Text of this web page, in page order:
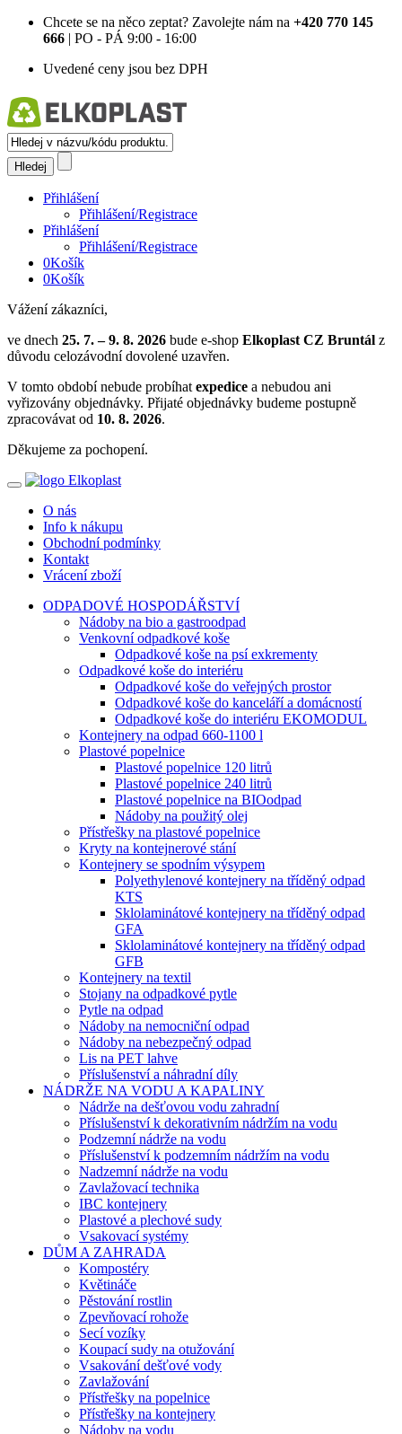
Chcete se na něco zeptat? Zavolejte nám na +420 770 145
666 | PO - PÁ 9:00 - 16:00
Uvedené ceny jsou bez DPH
Přihlášení
Přihlášení/Registrace
Přihlášení
Přihlášení/Registrace
0Košík
0Košík
Vážení zákazníci,
ve dnech 25. 7. – 9. 8. 2026 bude e-shop Elkoplast CZ Bruntál z
důvodu celozávodní dovolené uzavřen.
V tomto období nebude probíhat expedice a nebudou ani
vyřizovány objednávky. Přijaté objednávky budeme postupně
zpracovávat od 10. 8. 2026.
Děkujeme za pochopení.
O nás
Info k nákupu
Obchodní podmínky
Kontakt
Vrácení zboží
ODPADOVÉ HOSPODÁŘSTVÍ
Nádoby na bio a gastroodpad
Venkovní odpadkové koše
Odpadkové koše na psí exkrementy
Odpadkové koše do interiéru
Odpadkové koše do veřejných prostor
Odpadkové koše do kanceláří a domácností
Odpadkové koše do interiéru EKOMODUL
Kontejnery na odpad 660-1100 l
Plastové popelnice
Plastové popelnice 120 litrů
Plastové popelnice 240 litrů
Plastové popelnice na BIOodpad
Nádoby na použitý olej
Přístřešky na plastové popelnice
Kryty na kontejnerové stání
Kontejnery se spodním výsypem
Polyethylenové kontejnery na tříděný odpad
KTS
Sklolaminátové kontejnery na tříděný odpad
GFA
Sklolaminátové kontejnery na tříděný odpad
GFB
Kontejnery na textil
Stojany na odpadkové pytle
Pytle na odpad
Nádoby na nemocniční odpad
Nádoby na nebezpečný odpad
Lis na PET lahve
Příslušenství a náhradní díly
NÁDRŽE NA VODU A KAPALINY
Nádrže na dešťovou vodu zahradní
Příslušenství k dekorativním nádržím na vodu
Podzemní nádrže na vodu
Příslušenství k podzemním nádržím na vodu
Nadzemní nádrže na vodu
Zavlažovací technika
IBC kontejnery
Plastové a plechové sudy
Vsakovací systémy
DŮM A ZAHRADA
Kompostéry
Květináče
Pěstování rostlin
Zpevňovací rohože
Secí vozíky
Koupací sudy na otužování
Vsakování dešťové vody
Zavlažování
Přístřešky na popelnice
Přístřešky na kontejnery
Nádoby na vodu